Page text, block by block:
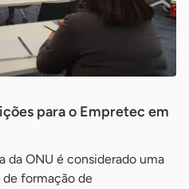
para o Empretec em
da ONU é considerado uma
formação de